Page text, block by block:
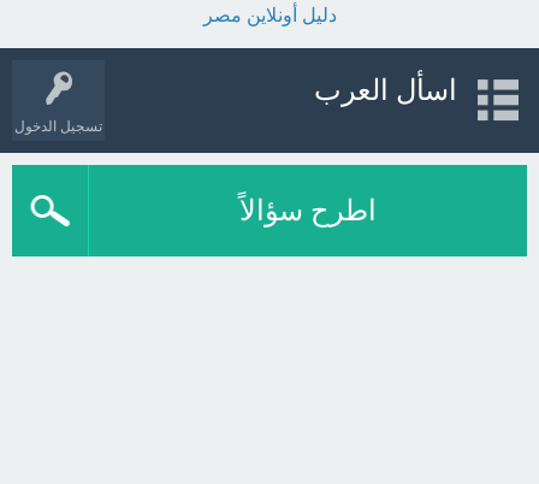
دليل أونلاين مصر
تسجيل الدخول
اسأل العرب
اطرح سؤالاً